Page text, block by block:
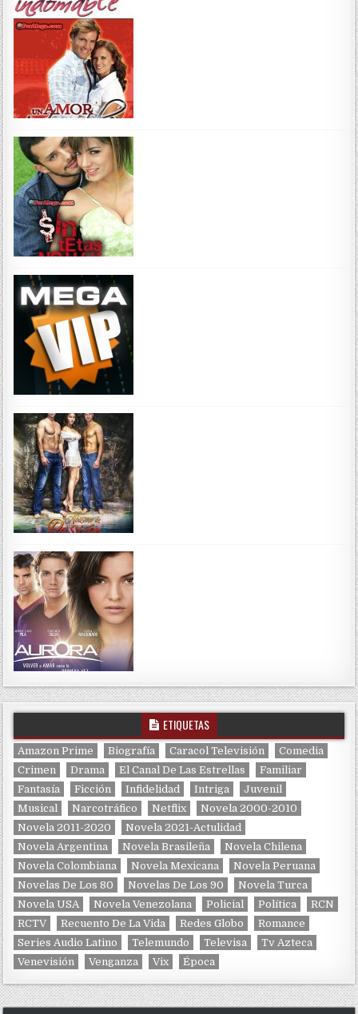
ETIQUETAS
Amazon Prime Biografía Caracol Televisión
Comedia
Crimen
Drama El Canal De Las Estrellas
Familiar
Fantasía
Ficción Infidelidad Intriga
Juvenil
Musical
Narcotráfico Netflix
Novela 2000-2010
Novela 2011-2020
Novela 2021-Actulidad
Novela Argentina
Novela Brasileña
Novela Chilena
Novela Colombiana
Novela Mexicana
Novela Peruana
Novelas De Los 80
Novelas De Los 90
Novela Turca
Novela USA
Novela Venezolana Policial Política
RCN
RCTV
Recuento De La Vida Redes Globo
Romance
Series Audio Latino
Telemundo Televisa
Tv Azteca
Venevisión
Venganza Vix Época